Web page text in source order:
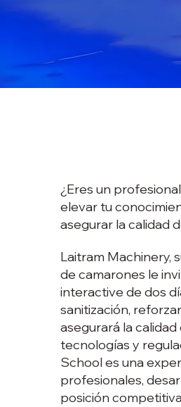
¿Eres un
elevar tu
asegurar la calidad
Laitram Machinery,
de camarones le
interactive de dos
sanitización,
asegurará la
tecnologías y
School es una
profesionales,
posición